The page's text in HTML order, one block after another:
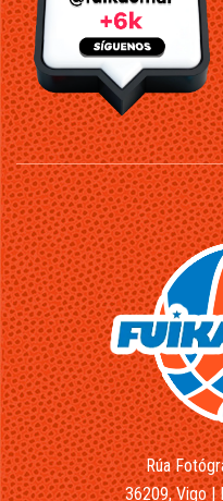
Rúa
36209, Vigo |